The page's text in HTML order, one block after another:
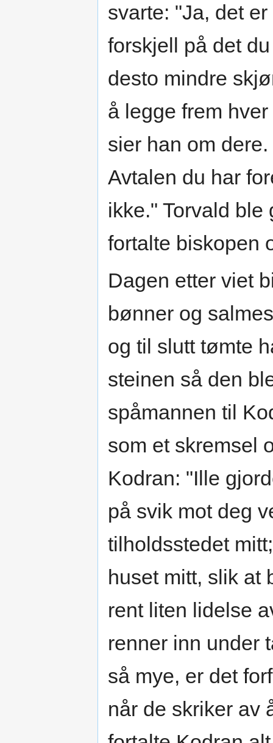
svarte: "Ja, det
forskjell på det
desto mindre
å legge frem
sier han om
Avtalen du har
ikke." Torvald
fortalte biskopen
Dagen etter viet
bønner og
og til slutt tømte
steinen så den
spåmannen til
som et skremsel
Kodran: "Ille
på svik mot deg
tilholdsstedet
huset mitt, slik at
rent liten lidelse
renner inn under
så mye, er det
når de skriker av